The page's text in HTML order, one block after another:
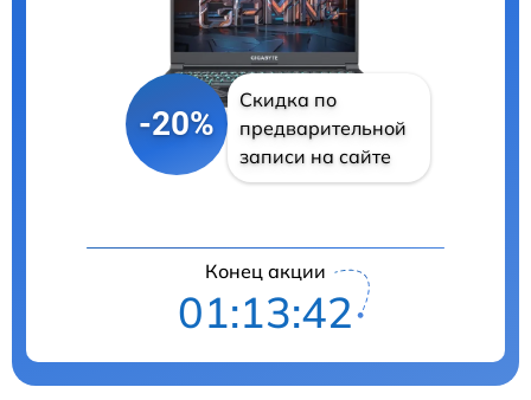
-20%
Скидка по
предварительной
записи на сайте
Конец акции
01:13:41